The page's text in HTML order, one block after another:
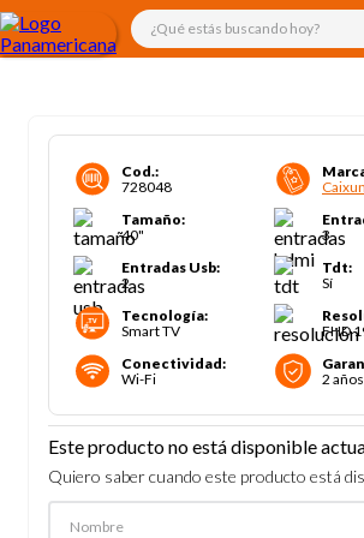
¿Qué estás buscando hoy?
Cod.:
728048
Caixun
Tamaño:
40"
3
Entradas Usb:
2
Tdt:
Sí
Tecnología:
Smart TV
FHD
Conectividad:
Wi-Fi
2 años
Este producto no está disponible
Quiero saber cuando este producto está